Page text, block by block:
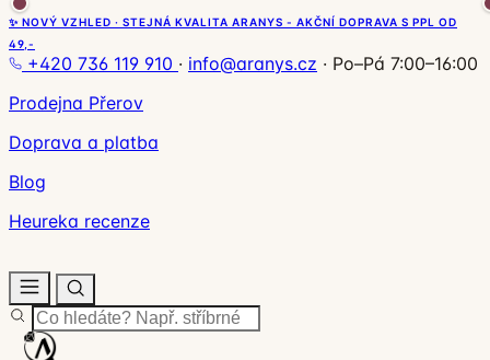
✨ NOVÝ VZHLED · STEJNÁ KVALITA ARANYS - AKČNÍ DOPRAVA S PPL OD
49,-
+420 736 119 910 · info@aranys.cz · Po–Pá 7:00–16:00
Prodejna Přerov
Doprava a platba
Blog
Heureka recenze